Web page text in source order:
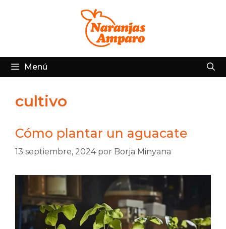
Menú
cultivo
Cómo plantar un aguacate
13 septiembre, 2024 por Borja Minyana